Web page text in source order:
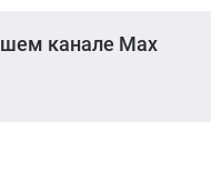
канале Max